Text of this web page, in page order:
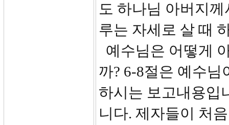
도 하나님 아버지
루는 자세로 살 때
예수님은 어떻게
까? 6-8절은 예수
하시는 보고내용입
니다. 제자들이 처